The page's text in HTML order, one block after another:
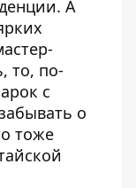
А
то, по-
с
о
тоже